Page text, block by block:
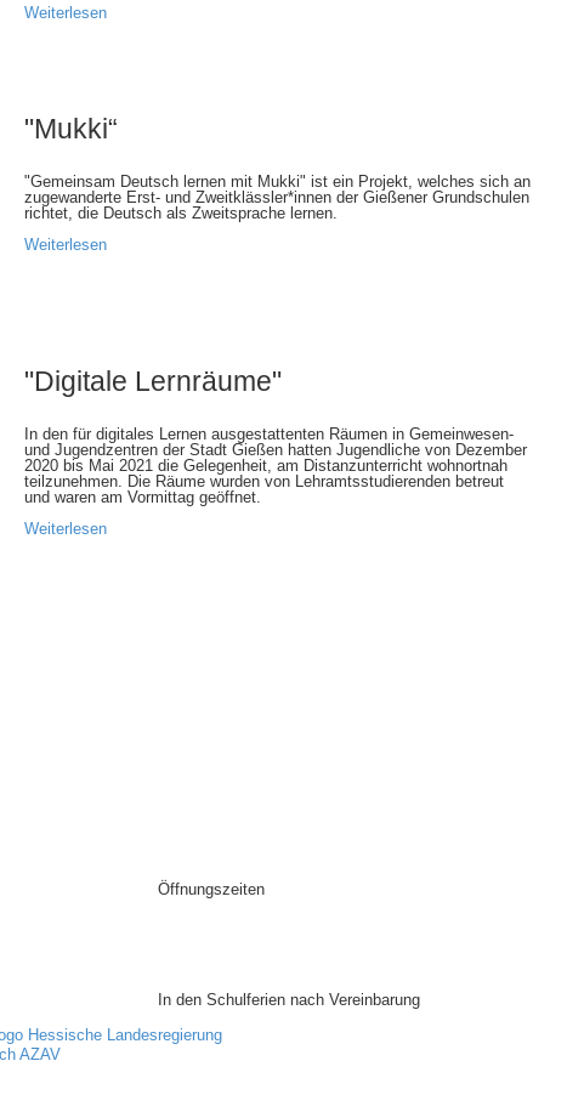
Weiterlesen
"Mukki“
"Gemeinsam Deutsch lernen mit Mukki" ist ein Projekt, welches sich an
zugewanderte Erst- und Zweitklässler*innen der Gießener Grundschulen
richtet, die Deutsch als Zweitsprache lernen.
Weiterlesen
"Digitale Lernräume"
In den für digitales Lernen ausgestattenten Räumen in Gemeinwesen-
und Jugendzentren der Stadt Gießen hatten Jugendliche von Dezember
2020 bis Mai 2021 die Gelegenheit, am Distanzunterricht wohnortnah
teilzunehmen. Die Räume wurden von Lehramtsstudierenden betreut
und waren am Vormittag geöffnet.
Weiterlesen
Öffnungszeiten
In den Schulferien nach Vereinbarung